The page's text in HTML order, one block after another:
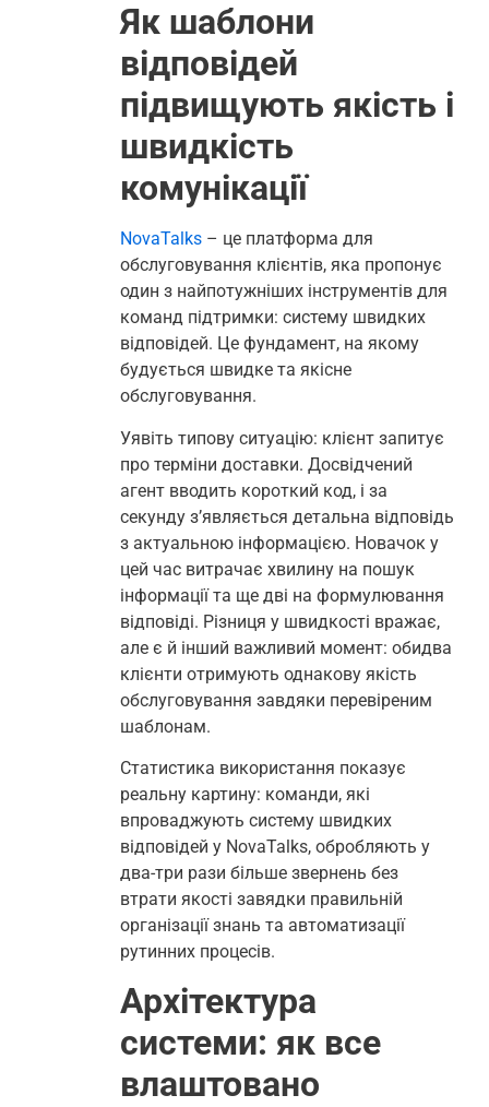
Як шаблони
відповідей
підвищують якість і
швидкість
комунікації
NovaTalks – це платформа для
обслуговування клієнтів, яка пропонує
один з найпотужніших інструментів для
команд підтримки: систему швидких
відповідей. Це фундамент, на якому
будується швидке та якісне
обслуговування.
Уявіть типову ситуацію: клієнт запитує
про терміни доставки. Досвідчений
агент вводить короткий код, і за
секунду з’являється детальна відповідь
з актуальною інформацією. Новачок у
цей час витрачає хвилину на пошук
інформації та ще дві на формулювання
відповіді. Різниця у швидкості вражає,
але є й інший важливий момент: обидва
клієнти отримують однакову якість
обслуговування завдяки перевіреним
шаблонам.
Статистика використання показує
реальну картину: команди, які
впроваджують систему швидких
відповідей у NovaTalks, обробляють у
два-три рази більше звернень без
втрати якості завядки правильній
організації знань та автоматизації
рутинних процесів.
Архітектура
системи: як все
влаштовано